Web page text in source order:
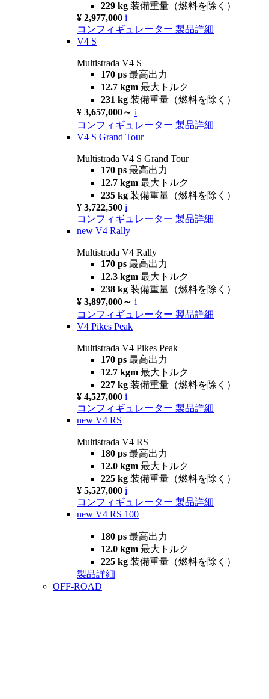
229 kg 装備重量（燃料を除く）
¥ 2,977,000 i
コンフィギュレーター 製品詳細
V4 S
Multistrada V4 S
170 ps 最高出力
12.7 kgm 最大トルク
231 kg 装備重量（燃料を除く）
¥ 3,657,000～ i
コンフィギュレーター 製品詳細
V4 S Grand Tour
Multistrada V4 S Grand Tour
170 ps 最高出力
12.7 kgm 最大トルク
235 kg 装備重量（燃料を除く）
¥ 3,722,500 i
コンフィギュレーター 製品詳細
new V4 Rally
Multistrada V4 Rally
170 ps 最高出力
12.3 kgm 最大トルク
238 kg 装備重量（燃料を除く）
¥ 3,897,000～ i
コンフィギュレーター 製品詳細
V4 Pikes Peak
Multistrada V4 Pikes Peak
170 ps 最高出力
12.7 kgm 最大トルク
227 kg 装備重量（燃料を除く）
¥ 4,527,000 i
コンフィギュレーター 製品詳細
new V4 RS
Multistrada V4 RS
180 ps 最高出力
12.0 kgm 最大トルク
225 kg 装備重量（燃料を除く）
¥ 5,527,000 i
コンフィギュレーター 製品詳細
new V4 RS 100
180 ps 最高出力
12.0 kgm 最大トルク
225 kg 装備重量（燃料を除く）
製品詳細
OFF-ROAD